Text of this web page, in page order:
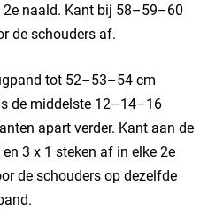
naald. Kant bij 58–59–60
de schouders af.
tot 52–53–54 cm
de middelste 12–14–16
apart verder. Kant aan de
3 x 1 steken af in elke 2e
de schouders op dezelfde